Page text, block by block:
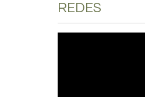
Especialista da
REDES